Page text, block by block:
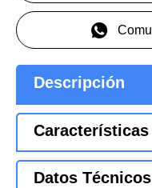
Descripción
Características
Datos Técnicos